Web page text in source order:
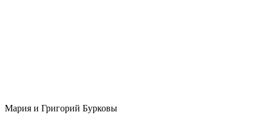
Мария и Григорий Бурковы